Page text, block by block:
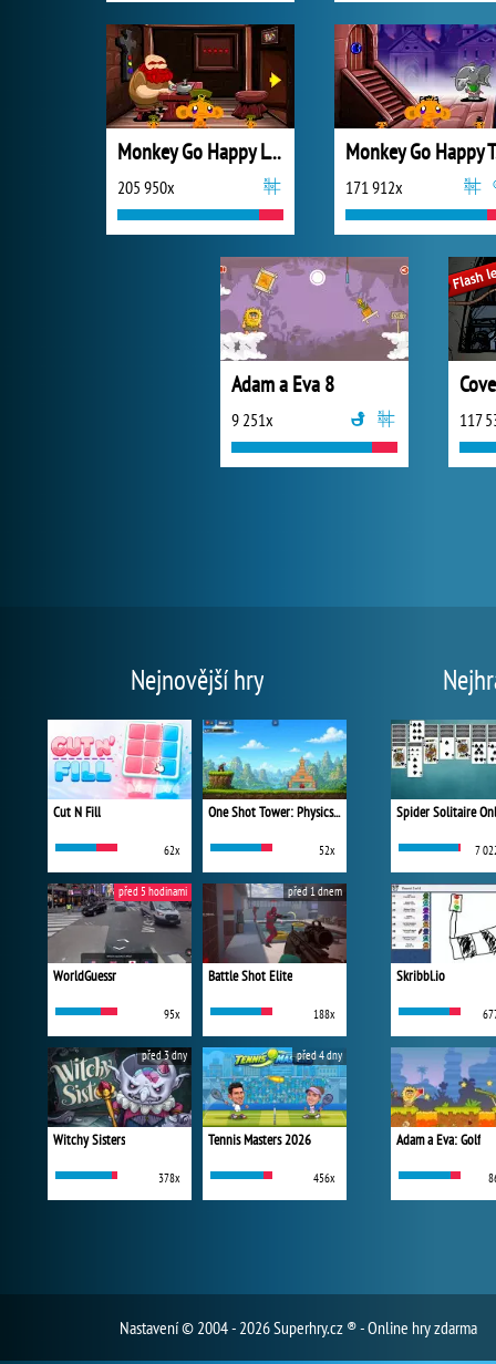
Monkey Go Happy Leprechauns
205 950x 171 912x
Adam a Eva 8
9 251x 117
Nejnovější hry
Cut N Fill
62x
One Shot Tower: Physics Destroyer
52x
WorldGuessr
95x
před 5 hodinami
Battle Shot Elite
188x
před 1 dnem
Witchy Sisters
378x
před 3 dny
Tennis Masters 2026
456x
před 4 dny
Spider Solitaire
7
Skribbl.io
Adam a Eva: Golf
Nastavení© 2004 - 2026 Superhry.cz ® - Online hry zdarma